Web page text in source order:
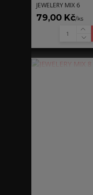
JEWELERY MIX 6
79,00 Kč/ks